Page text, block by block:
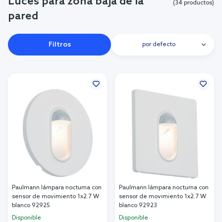
pared
(34 productos)
Filtros por defecto
Paulmann lámpara nocturna con
sensor de movimiento 1x2.7 W
blanco 92925
Disponible
Paulmann lámpara nocturna con
sensor de movimiento 1x2.7 W
blanco 92923
Disponible